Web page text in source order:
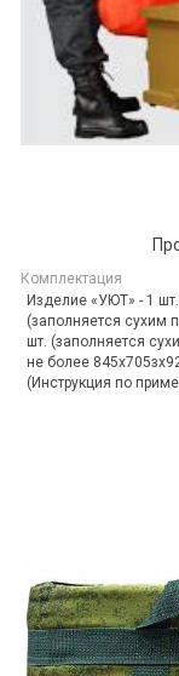
Комплектация
Изделие «УЮТ» - 1
(заполняется сухим
шт. (заполняется
не более
(Инструкция по